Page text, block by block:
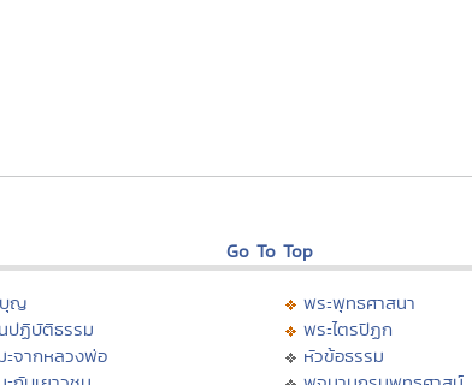
Go To Top
ญ
ปฏิบัติธรรม
ะจากหลวงพ่อ
พระพุทธศาสนา
พระไตรปิฏก
หัวข้อธรรม